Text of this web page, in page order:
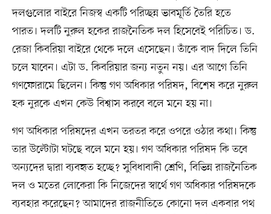
দলগুলোর বাইরে নিজস্ব একটি পরিচ্ছন্ন ভাবমূর্তি তৈরি হতে
পারত। দলটি নুরুল হকের রাজনৈতিক দল হিসেবেই পরিচিত। ড.
রেজা কিবরিয়া বাইরে থেকে দলে এসেছেন। তাঁকে বাদ দিলে তিনি
চলে যাবেন। এটা ড. কিবরিয়ার জন্য নতুন নয়। এর আগে তিনি
গণফোরামে ছিলেন। কিন্তু গণ অধিকার পরিষদ, বিশেষ করে নুরুল
হক নুরকে এখন কেউ বিশ্বাস করবে বলে মনে হয় না।
গণ অধিকার পরিষদের এখন তরতর করে ওপরে ওঠার কথা। কিন্তু
তার উল্টোটা ঘটছে বলে মনে হয়। গণ অধিকার পরিষদ কি তবে
অন্যদের দ্বারা ব্যবহৃত হচ্ছে? সুবিধাবাদী শ্রেণি, বিভিন্ন রাজনৈতিক
দল ও মতের লোকেরা কি নিজেদের স্বার্থে গণ অধিকার পরিষদকে
ব্যবহার করেছেন? আমাদের রাজনীতিতে কোনো দল একবার পথ